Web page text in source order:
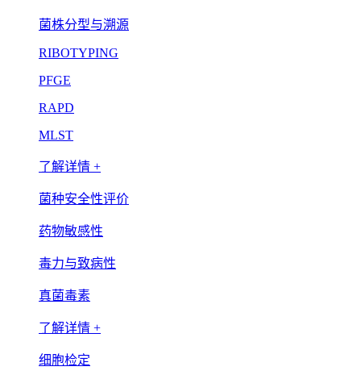
菌株分型与溯源
RIBOTYPING
PFGE
RAPD
MLST
了解详情 +
菌种安全性评价
药物敏感性
毒力与致病性
真菌毒素
了解详情 +
细胞检定